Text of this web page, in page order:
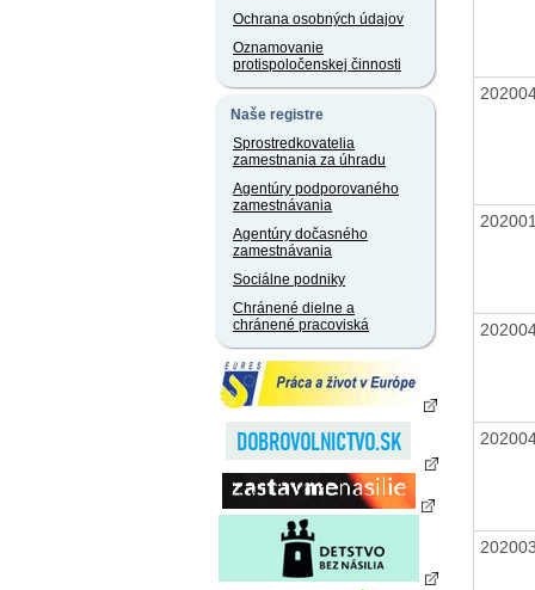
Ochrana osobných údajov
Oznamovanie
protispoločenskej činnosti
Naše registre
Sprostredkovatelia
zamestnania za úhradu
Agentúry podporovaného
zamestnávania
Agentúry dočasného
zamestnávania
Sociálne podniky
Chránené dielne a
chránené pracoviská